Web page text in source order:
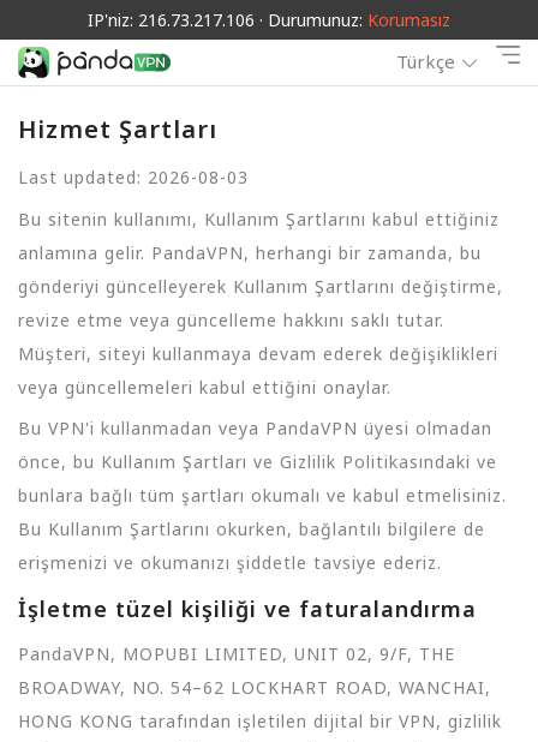
IP'niz: 216.73.217.106 · Durumunuz: Korumasız
Türkçe
Hizmet Şartları
Last updated: 2026-08-03
Bu sitenin kullanımı, Kullanım Şartlarını kabul ettiğiniz
anlamına gelir. PandaVPN, herhangi bir zamanda, bu
gönderiyi güncelleyerek Kullanım Şartlarını değiştirme,
revize etme veya güncelleme hakkını saklı tutar.
Müşteri, siteyi kullanmaya devam ederek değişiklikleri
veya güncellemeleri kabul ettiğini onaylar.
Bu VPN'i kullanmadan veya PandaVPN üyesi olmadan
önce, bu Kullanım Şartları ve Gizlilik Politikasındaki ve
bunlara bağlı tüm şartları okumalı ve kabul etmelisiniz.
Bu Kullanım Şartlarını okurken, bağlantılı bilgilere de
erişmenizi ve okumanızı şiddetle tavsiye ederiz.
İşletme tüzel kişiliği ve faturalandırma
PandaVPN, MOPUBI LIMITED, UNIT 02, 9/F, THE
BROADWAY, NO. 54–62 LOCKHART ROAD, WANCHAI,
HONG KONG tarafından işletilen dijital bir VPN, gizlilik